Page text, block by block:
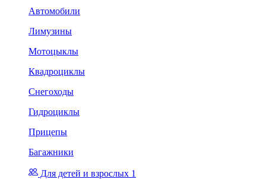
Автомобили
Лимузины
Мотоцыклы
Квадроциклы
Снегоходы
Гидроциклы
Прицепы
Багажники
Для детей и взрослых 1